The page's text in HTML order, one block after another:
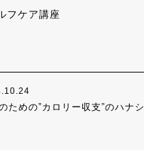
フケア講座
ための”カロリー収支”のハナシ